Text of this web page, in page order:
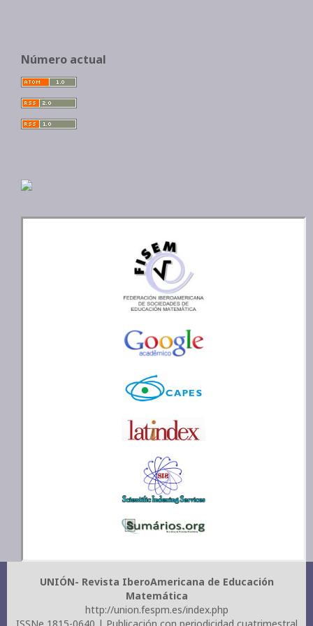
Número actual
UNIÓN- Revista IberoAmericana de Educación
Matemática
http://union.fespm.es/index.php
ISSNe 1815-0640 | Publicación con periodicidad cuatrimestral